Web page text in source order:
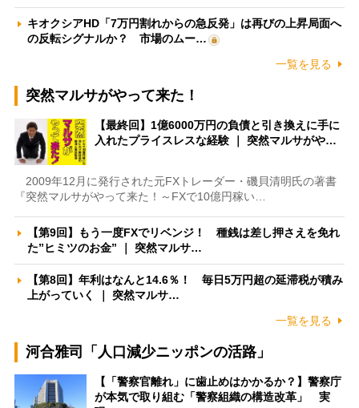
キオクシアHD「7万円割れからの急反発」は再びの上昇局面へ
の反転シグナルか？ 市場のムー…
一覧を見る
突然マルサがやって来た！
【最終回】1億6000万円の負債と引き換えに手に
入れたプライスレスな経験 ｜ 突然マルサがや…
2009年12月に発行された元FXトレーダー・磯貝清明氏の著書
『突然マルサがやって来た！～FXで10億円稼い…
【第9回】もう一度FXでリベンジ！ 種銭は差し押さえを免れ
た”ヒミツのお金” ｜ 突然マルサ…
【第8回】年利はなんと14.6％！ 毎日5万円超の延滞税が積み
上がっていく ｜ 突然マルサ…
一覧を見る
河合雅司「人口減少ニッポンの活路」
【「警察官離れ」に歯止めはかかるか？】警察庁
が本気で取り組む「警察組織の構造改革」 実